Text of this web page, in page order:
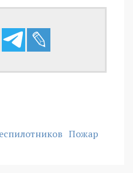
Пожар